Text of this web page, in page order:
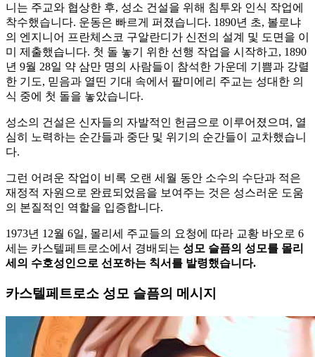
니는 주교와 협상한 후, 성소 건설을 위해 침투와 인식 작업에
착수했습니다. 운동은 빠르게 퍼졌습니다. 1890년 초, 볼로냐
의 엔지니어 프란체스코 구알란디가 신전의 설계 및 도면을 이
미 제출했습니다. 첫 돌 놓기 위한 선행 작업을 시작하고, 1890
년 9월 28일 약 삼만 명의 사람들이 참석한 가운데 기쁨과 강렬
한 기도, 믿음과 열띤 기대 속에서 팔미에리 주교는 성대한 의
식 중에 첫 돌을 놓았습니다.
성소의 건설은 신자들의 자발적인 헌금으로 이루어졌으며, 열
심히 노력하는 순간들과 중단 및 위기의 순간들이 교차했습니
다.
그런 어려운 작업이 비록 오랜 세월 동안 소수의 수단과 적은
재정적 자원으로 완료되었음을 보여주는 것은 성스러운 도움
의 본질적인 역할을 입증합니다.
1973년 12월 6일, 몰리세 주교들의 요청에 따라 교황 바오로 6
세는 카스텔페트로소에서 경배되는 성모 슬픔의 성모를 몰리
세의 수호성인으로 선포하는 칙서를 발령했습니다.
카스텔페트로소 성모 슬픔의 메시지